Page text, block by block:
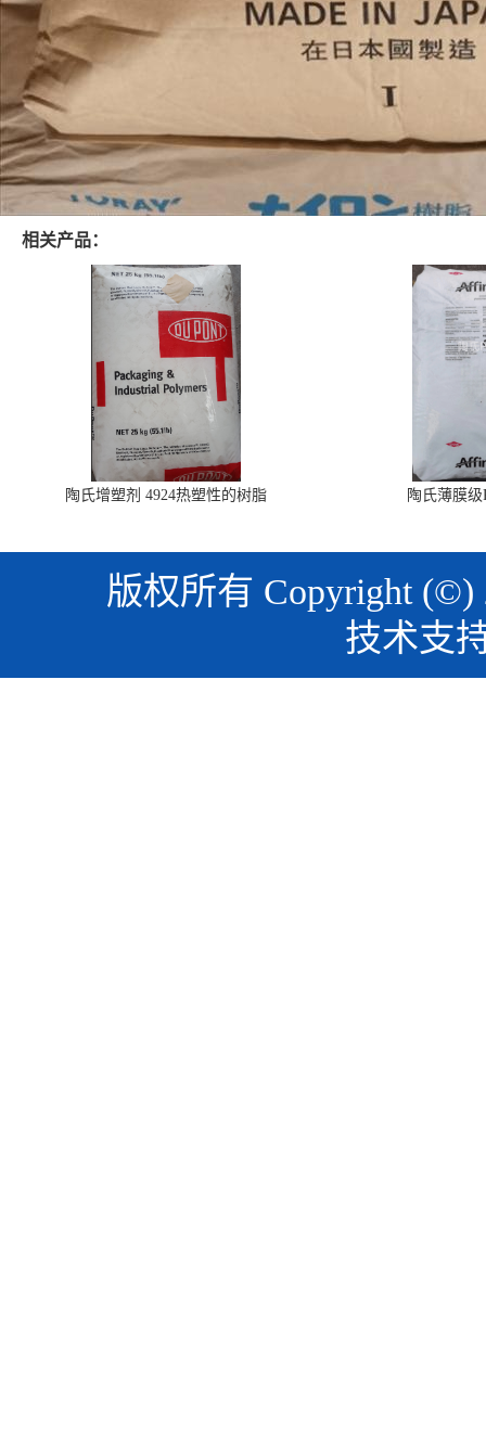
相关产品：
陶氏增塑剂 4924热塑性的树脂 陶氏薄膜级
版权所有 Copyright
技术支